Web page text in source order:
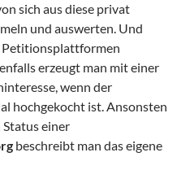
sich aus diese privat
und auswerten. Und
Petitionsplattformen
erzeugt man mit einer
wenn der
hochgekocht ist. Ansonsten
einer
beschreibt man das eigene